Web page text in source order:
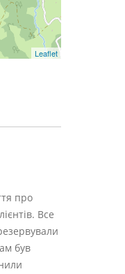
Leaflet
про
Все
був